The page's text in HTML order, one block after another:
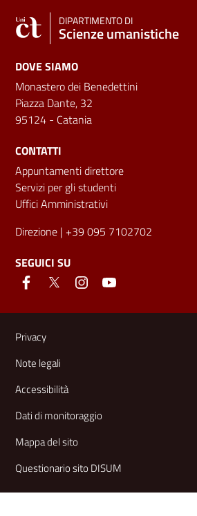
DIPARTIMENTO DI
Scienze umanistiche
DOVE SIAMO
Monastero dei Benedettini
Piazza Dante, 32
95124 - Catania
CONTATTI
Appuntamenti direttore
Servizi per gli studenti
Uffici Amministrativi
Direzione | +39 095 7102702
SEGUICI SU
Link e informazioni utili
Privacy
Note legali
Accessibilità
Dati di monitoraggio
Mappa del sito
Questionario sito DISUM